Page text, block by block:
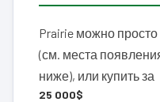
Prairie можно просто
(см. места
ниже), или купить за
25 000$